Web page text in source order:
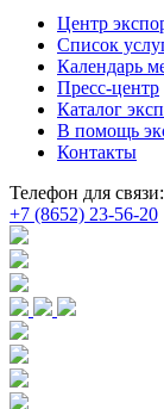
Центр
Список
Календарь
Пресс-центр
Каталог
В помощь
Контакты
Телефон для связи:
+7 (8652) 23-56-20